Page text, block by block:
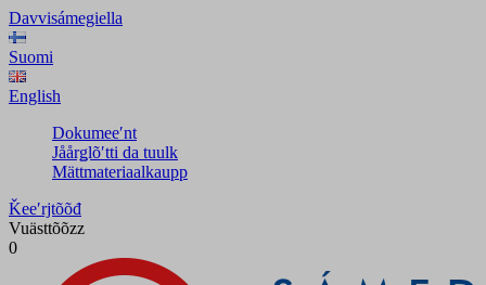
Davvisámegiella
Suomi
English
Dokumeeʹnt
Jåårǥlõʹtti da tuulk
Mättmateriaalkaupp
Ǩeeʹrjtõõđ
Vuästtõõzz
0